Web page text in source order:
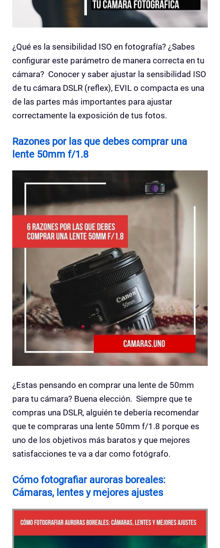
¿Qué es la sensibilidad ISO en fotografía? ¿Sabes
configurar este parámetro de manera correcta en tu
cámara? Conocer y saber ajustar la sensibilidad ISO
de tu cámara DSLR (reflex), EVIL o compacta es una
de las partes más importantes para ajustar
correctamente la exposición de tus fotos.
Razones por las que debes comprar una
lente 50mm f/1.8
¿Estas pensando en comprar una lente de 50mm
para tu cámara? Buena elección. Siempre que te
compras una DSLR, alguién te debería recomendar
que te compraras una lente 50mm f/1.8 porque es
uno de los objetivos más baratos y que mejores
satisfacciones te va a dar como fotógrafo.
Cómo fotografiar auroras boreales:
Cámaras, lentes y mejores ajustes